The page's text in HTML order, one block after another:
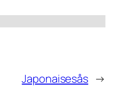
Japonaisesås →